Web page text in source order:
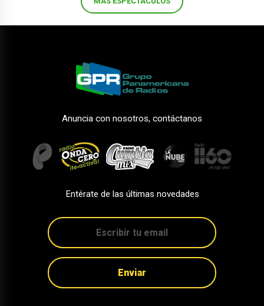
Anuncia con nosotros, contáctanos
Entérate de las últimas novedades
Enviar